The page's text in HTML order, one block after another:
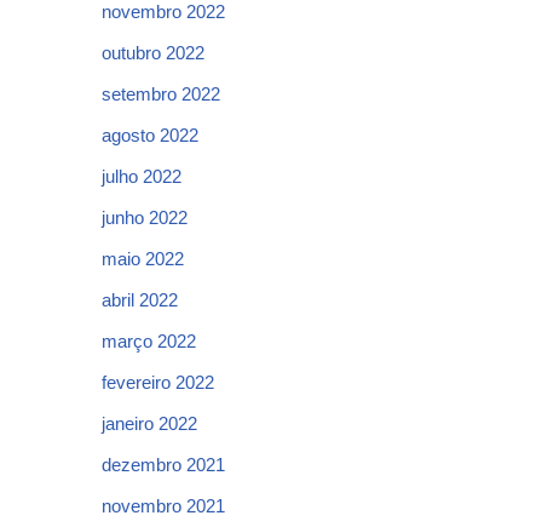
novembro 2022
outubro 2022
setembro 2022
agosto 2022
julho 2022
junho 2022
maio 2022
abril 2022
março 2022
fevereiro 2022
janeiro 2022
dezembro 2021
novembro 2021